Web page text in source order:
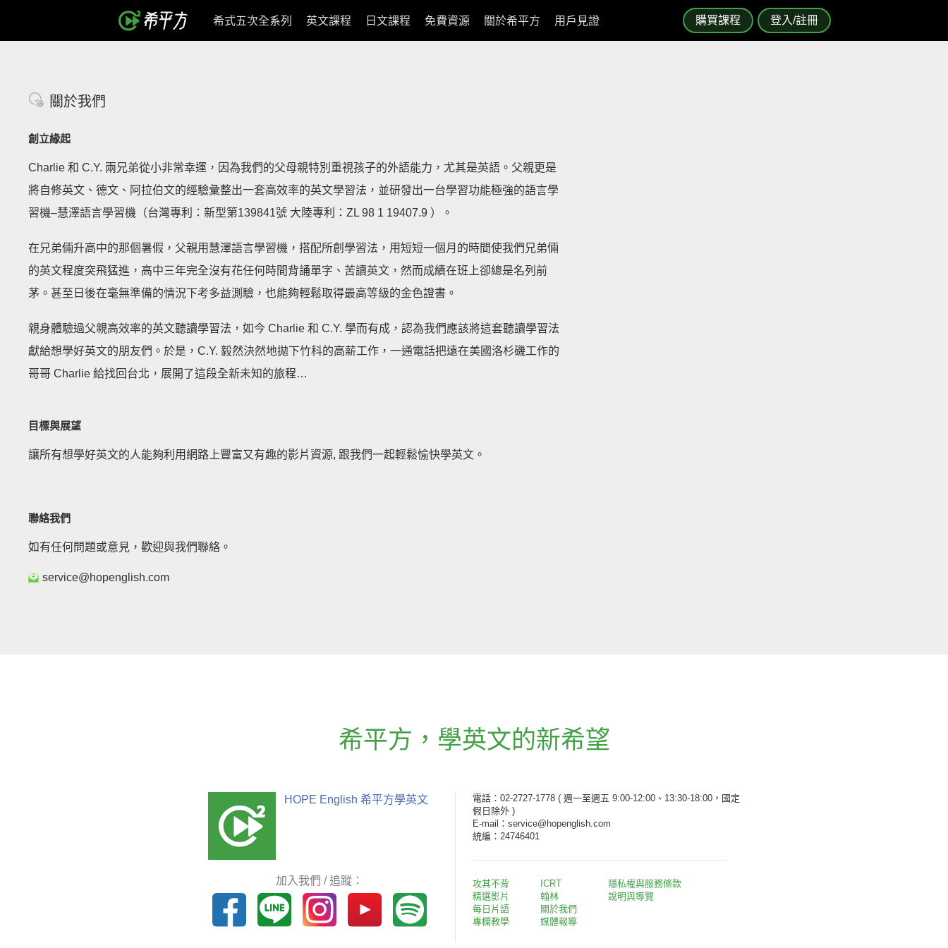
購買課程 登入/註冊
希式五次全系列 英文課程 日文課程 免費資源 關於希平方 用戶見證
關於我們
創立緣起
Charlie 和 C.Y. 兩兄弟從小非常幸運，因為我們的父母親特別重視孩子的外語能力，尤其是英語。父親更是
將自修英文、德文、阿拉伯文的經驗彙整出一套高效率的英文學習法，並研發出一台學習功能極強的語言學
習機–慧澤語言學習機（台灣專利：新型第139841號 大陸專利：ZL 98 1 19407.9 ）。
在兄弟倆升高中的那個暑假，父親用慧澤語言學習機，搭配所創學習法，用短短一個月的時間使我們兄弟倆
的英文程度突飛猛進，高中三年完全沒有花任何時間背誦單字、苦讀英文，然而成績在班上卻總是名列前
茅。甚至日後在毫無準備的情況下考多益測驗，也能夠輕鬆取得最高等級的金色證書。
親身體驗過父親高效率的英文聽讀學習法，如今 Charlie 和 C.Y. 學而有成，認為我們應該將這套聽讀學習法
獻給想學好英文的朋友們。於是，C.Y. 毅然決然地拋下竹科的高薪工作，一通電話把遠在美國洛杉磯工作的
哥哥 Charlie 給找回台北，展開了這段全新未知的旅程…
目標與展望
讓所有想學好英文的人能夠利用網路上豐富又有趣的影片資源, 跟我們一起輕鬆愉快學英文。
聯絡我們
如有任何問題或意見，歡迎與我們聯絡。
service@hopenglish.com
希平方 ， 學英文的新希望
HOPE English 希平方學英文
加入我們 / 追蹤：
電話：02-2727-1778 ( 週一至週五 9:00-12:00、13:30-18:00，國定
假日除外 )
E-mail：service@hopenglish.com
統編：24746401
攻其不背
精選影片
每日片語
專欄教學
ICRT
翰林
關於我們
媒體報導
隱私權與服務條款
說明與導覽